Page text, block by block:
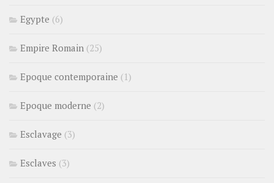
Egypte (6)
Empire Romain (25)
Epoque contemporaine (1)
Epoque moderne (2)
Esclavage (3)
Esclaves (3)